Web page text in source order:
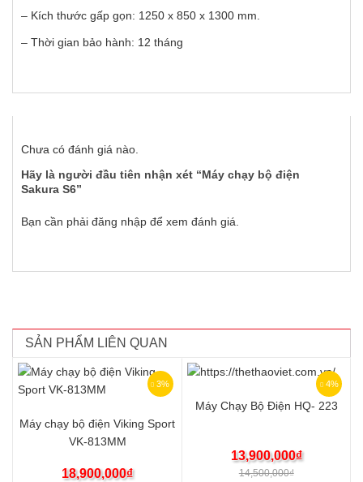
– Kích thước gấp gọn: 1250 x 850 x 1300 mm.
– Thời gian bảo hành: 12 tháng
Chưa có đánh giá nào.
Hãy là người đầu tiên nhận xét “Máy chạy bộ điện
Sakura S6”
Bạn cần phải đăng nhập để xem đánh giá.
SẢN PHẨM LIÊN QUAN
3%
Máy chạy bộ điện Viking Sport
VK-813MM
18,900,000₫
4%
Máy Chạy Bộ Điện HQ- 223
14,500,000₫
13,900,000₫